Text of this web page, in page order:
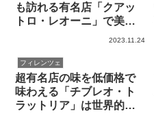
も訪れる有名店「クアッ
トロ・レオーニ」で美味
2023.11.24
フィレンツェ
超有名店の味を低価格で
味わえる「チブレオ・ト
ラットリア」は世界的に